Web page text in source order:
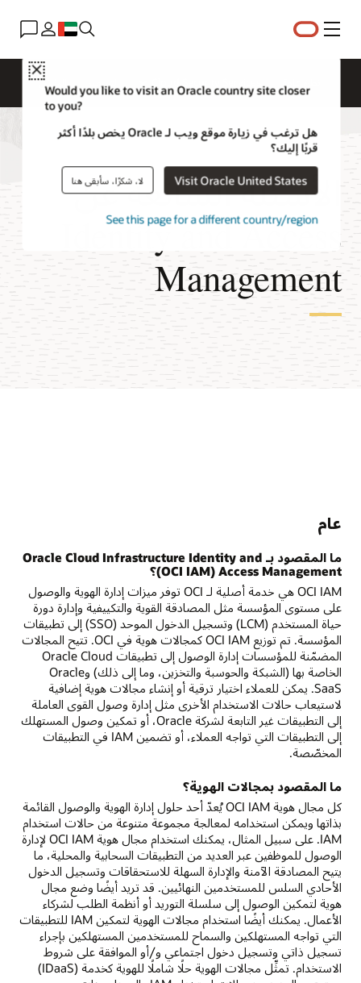
القائمة
Close
Would you like to visit an Oracle country site closer
to you?
هل ترغب في زيارة موقع ويب لـ Oracle يخص بلدًا أكثر
قربًا إليك؟
Visit Oracle United States لا، شكرًا، سأبقى هنا
See this page for a different country/region
الوثائق
الأسئلة الشائعة عن
Identity and Access
Management
عام
ما المقصود بـ Oracle Cloud Infrastructure Identity and
Access Management ‏(OCI IAM)؟
OCI IAM هي خدمة أصلية لـ OCI توفر ميزات إدارة الهوية والوصول
على مستوى المؤسسة مثل المصادقة القوية والتكييفية وإدارة دورة
حياة المستخدم (LCM) وتسجيل الدخول الموحد (SSO) إلى تطبيقات
المؤسسة. تم توزيع OCI IAM كمجالات هوية في OCI. تتيح المجالات
المضمّنة للمؤسسات إدارة الوصول إلى تطبيقات Oracle Cloud
الخاصة بها (الشبكة والحوسبة والتخزين، وما إلى ذلك) وOracle
SaaS. يمكن للعملاء اختيار ترقية أو إنشاء مجالات هوية إضافية
لاستيعاب حالات الاستخدام الأخرى مثل إدارة وصول القوى العاملة
إلى التطبيقات غير التابعة لشركة Oracle، أو تمكين وصول المستهلك
إلى التطبيقات التي تواجه العملاء، أو تضمين IAM في التطبيقات
المخصّصة.
ما المقصود بمجالات الهوية؟
كل مجال هوية OCI IAM يُعدّ أحد حلول إدارة الهوية والوصول القائمة
بذاتها ويمكن استخدامه لمعالجة مجموعة متنوعة من حالات استخدام
IAM. على سبيل المثال، يمكنك استخدام مجال هوية OCI IAM لإدارة
الوصول للموظفين عبر العديد من التطبيقات السحابية والمحلية، ما
يتيح المصادقة الآمنة والإدارة السهلة للاستحقاقات وتسجيل الدخول
الأحادي السلس للمستخدمين النهائيين. قد تريد أيضًا وضع مجال
هوية لتمكين الوصول إلى سلسلة التوريد أو أنظمة الطلب لشركاء
الأعمال. يمكنك أيضًا استخدام مجالات الهوية لتمكين IAM للتطبيقات
التي تواجه المستهلكين والسماح للمستخدمين المستهلكين بإجراء
تسجيل ذاتي وتسجيل دخول اجتماعي و/أو الموافقة على شروط
الاستخدام. تمثِّل مجالات الهوية حلًا شاملًا للهوية كخدمة (IDaaS)